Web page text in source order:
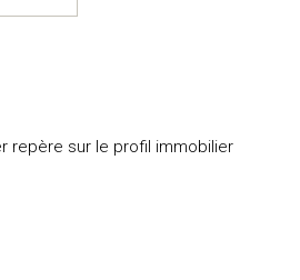
repère sur le profil immobilier